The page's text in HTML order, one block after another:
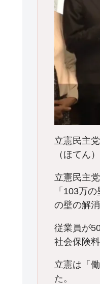
立憲民主
（ほてん
立憲民主
「103万
の壁の解
従業員が
社会保険
立憲は「
た。